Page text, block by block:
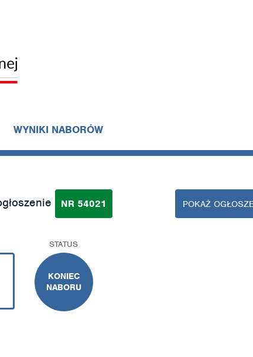
WYNIKI NABORÓW
NR 54021 POKAŻ
STATUS
KONIEC
NABORU